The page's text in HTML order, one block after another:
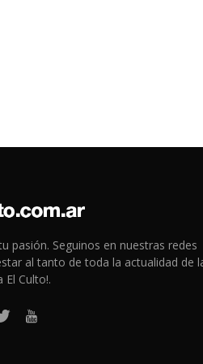
pasión. Seguinos en nuestras redes
al tanto de toda la actualidad de
El Culto!.